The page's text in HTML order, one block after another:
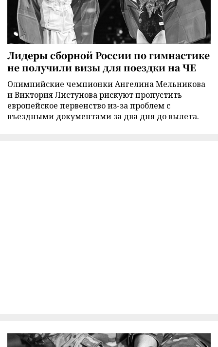
Лидеры сборной России по гимнастике
не получили визы для поездки на ЧЕ
Олимпийские чемпионки Ангелина Мельникова
и Виктория Листунова рискуют пропустить
европейское первенство из-за проблем с
въездными документами за два дня до вылета.